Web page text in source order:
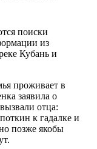
поиски
из
Кубань и
проживает в
заявила о
отца:
к гадалке и
позже якобы